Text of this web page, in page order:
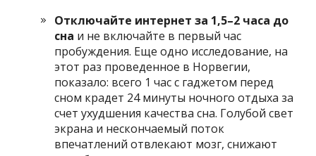
Отключайте интернет за 1,5–2 часа до
сна и не включайте в первый час
пробуждения. Еще одно исследование, на
этот раз проведенное в Норвегии,
показало: всего 1 час с гаджетом перед
сном крадет 24 минуты ночного отдыха за
счет ухудшения качества сна. Голубой свет
экрана и нескончаемый поток
впечатлений отвлекают мозг, снижают